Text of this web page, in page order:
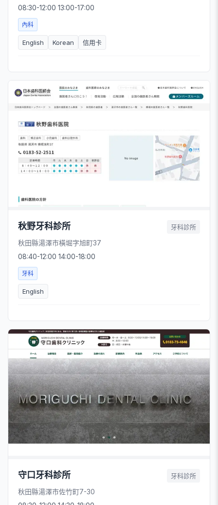
08:30-12:00 13:00-17:00
內科
English Korean 信用卡
秋野牙科診所 牙科診所
秋田縣湯澤市橫堀字旭町37
08:40-12:00 14:00-18:00
牙科
English
守口牙科診所 牙科診所
秋田縣湯澤市佐竹町7-30